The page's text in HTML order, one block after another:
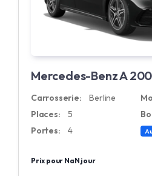
Mercedes-Benz A 200
Carrosserie:
Berline
Places:
5
Portes:
4
Prix pour NaN jour